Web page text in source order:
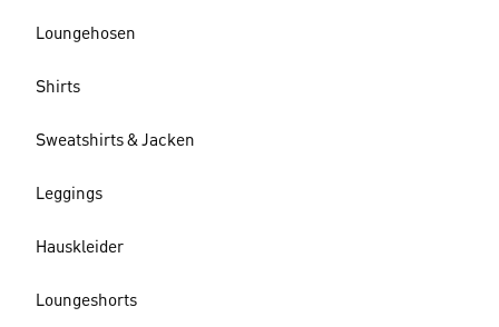
Loungehosen
Shirts
Sweatshirts & Jacken
Leggings
Hauskleider
Loungeshorts